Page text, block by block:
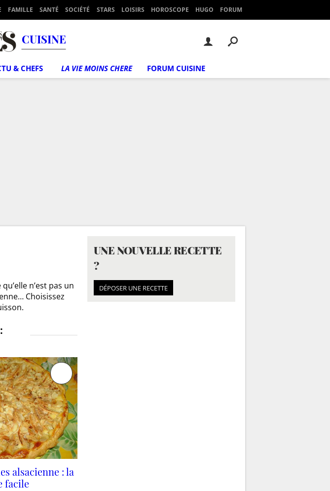
FAMILLE SANTÉ SOCIÉTÉ STARS LOISIRS HOROSCOPE HUGO FORUM
CUISINE
& CHEFS LA VIE MOINS CHERE FORUM CUISINE
n’est pas un
Choisissez
alsacienne : la
facile
UNE NOUVELLE RECETTE
?
DÉPOSER UNE RECETTE